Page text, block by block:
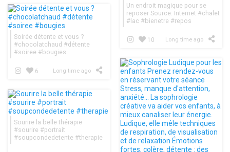
Un endroit magique pour se
reposer Source: Internet #chalet
#lac #bienetre #repos
10 Long time ago
Soirée détente et vous ?
#chocolatchaud #détente
#soiree #bougies
6 Long time ago
Sourire la belle thérapie
#sourire #portrait
#soupcondedetente #therapie